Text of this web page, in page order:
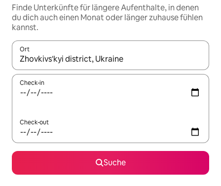
Finde Unterkünfte für längere Aufenthalte, in denen
du dich auch einen Monat oder länger zuhause fühlen
kannst.
Ort
Wenn Ergebnisse verfügbar sind, navigiere mit den
Check-in
Check-out
Suche